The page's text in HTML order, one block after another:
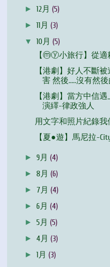
►12月(5)
►11月(3)
▼10月(5)
【ⓜⓨ小旅行】從適
【港劇】好人不斷
害 然後.....沒有然
【港劇】當方中信
演繹-律政強人
用文字和照片紀錄我
【夏●遊】馬尼拉-
►9月(4)
►8月(6)
► 7月(4)
►6月(4)
►5月(5)
►4月(3)
►1月(3)